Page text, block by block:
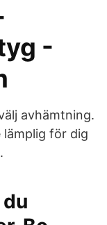
-
avhämtning.
lämplig för dig